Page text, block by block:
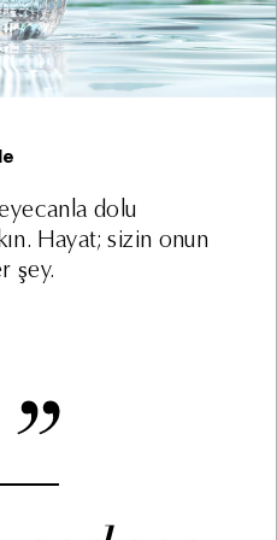
dolu
Hayat; sizin onun
şey.
dahilinde açık
hukuken izin
tarafından işlenmektedir:
yürütülmesi kapsamında
fatura kesilmesi,
yerine
işlem, hukuki işlem
açıkça öngörülmesi,
tesisi, kullanılması ve
işlem, finans bilgisi)
programı